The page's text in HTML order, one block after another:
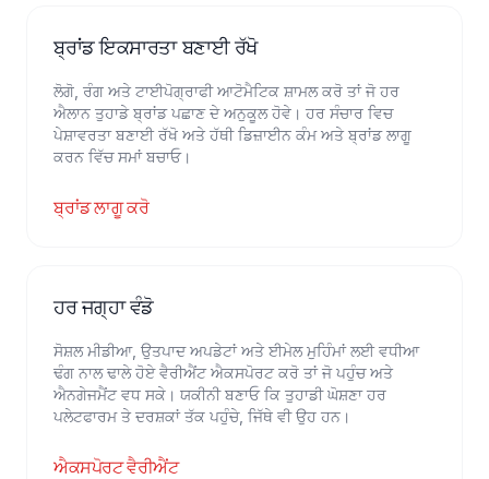
ਬ੍ਰਾਂਡ ਇਕਸਾਰਤਾ ਬਣਾਈ ਰੱਖੋ
ਲੋਗੋ, ਰੰਗ ਅਤੇ ਟਾਈਪੋਗ੍ਰਾਫੀ ਆਟੋਮੈਟਿਕ ਸ਼ਾਮਲ ਕਰੋ ਤਾਂ ਜੋ ਹਰ
ਐਲਾਨ ਤੁਹਾਡੇ ਬ੍ਰਾਂਡ ਪਛਾਣ ਦੇ ਅਨੁਕੂਲ ਹੋਵੇ। ਹਰ ਸੰਚਾਰ ਵਿਚ
ਪੇਸ਼ਾਵਰਤਾ ਬਣਾਈ ਰੱਖੋ ਅਤੇ ਹੱਥੀ ਡਿਜ਼ਾਈਨ ਕੰਮ ਅਤੇ ਬ੍ਰਾਂਡ ਲਾਗੂ
ਕਰਨ ਵਿੱਚ ਸਮਾਂ ਬਚਾਓ।
ਬ੍ਰਾਂਡ ਲਾਗੂ ਕਰੋ
ਹਰ ਜਗ੍ਹਾ ਵੰਡੋ
ਸੋਸ਼ਲ ਮੀਡੀਆ, ਉਤਪਾਦ ਅਪਡੇਟਾਂ ਅਤੇ ਈਮੇਲ ਮੁਹਿੰਮਾਂ ਲਈ ਵਧੀਆ
ਢੰਗ ਨਾਲ ਢਾਲੇ ਹੋਏ ਵੈਰੀਐਂਟ ਐਕਸਪੋਰਟ ਕਰੋ ਤਾਂ ਜੋ ਪਹੁੰਚ ਅਤੇ
ਐਨਗੇਜਮੈਂਟ ਵਧ ਸਕੇ। ਯਕੀਨੀ ਬਣਾਓ ਕਿ ਤੁਹਾਡੀ ਘੋਸ਼ਣਾ ਹਰ
ਪਲੇਟਫਾਰਮ ਤੇ ਦਰਸ਼ਕਾਂ ਤੱਕ ਪਹੁੰਚੇ, ਜਿੱਥੇ ਵੀ ਉਹ ਹਨ।
ਐਕਸਪੋਰਟ ਵੈਰੀਐਂਟ